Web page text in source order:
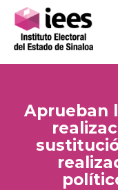
Aprueban